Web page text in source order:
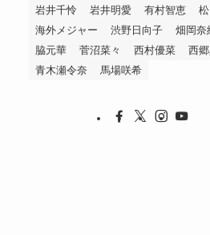
岩井千怜 岩井明愛 有村智恵
海外メジャー
渋野日向子 畑岡奈
脇元華
菅沼菜々 西村優菜
西
青木瀬令奈
馬場咲希